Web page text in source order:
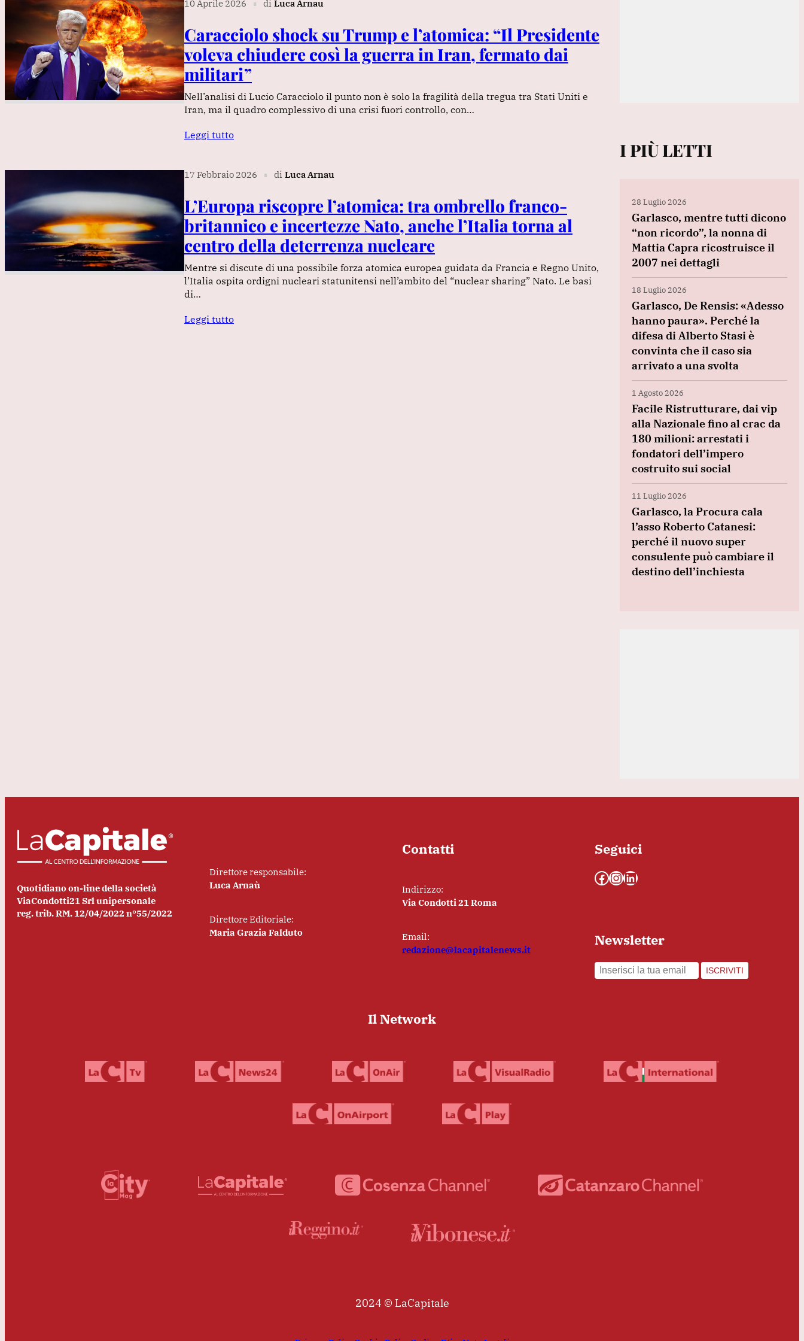
10 Aprile 2026 ∎ di Luca Arnau
Caracciolo shock su Trump e l’atomica: “Il Presidente
voleva chiudere così la guerra in Iran, fermato dai
militari”
Nell’analisi di Lucio Caracciolo il punto non è solo la fragilità della tregua tra Stati Uniti e
Iran, ma il quadro complessivo di una crisi fuori controllo, con…
Leggi tutto
17 Febbraio 2026 ∎ di Luca Arnau
L’Europa riscopre l’atomica: tra ombrello franco-
britannico e incertezze Nato, anche l’Italia torna al
centro della deterrenza nucleare
Mentre si discute di una possibile forza atomica europea guidata da Francia e Regno Unito,
l’Italia ospita ordigni nucleari statunitensi nell’ambito del “nuclear sharing” Nato. Le basi
di…
Leggi tutto
I PIÙ LETTI
28 Luglio 2026
Garlasco, mentre tutti dicono
“non ricordo”, la nonna di
Mattia Capra ricostruisce il
2007 nei dettagli
18 Luglio 2026
Garlasco, De Rensis: «Adesso
hanno paura». Perché la
difesa di Alberto Stasi è
convinta che il caso sia
arrivato a una svolta
1 Agosto 2026
Facile Ristrutturare, dai vip
alla Nazionale fino al crac da
180 milioni: arrestati i
fondatori dell’impero
costruito sui social
11 Luglio 2026
Garlasco, la Procura cala
l’asso Roberto Catanesi:
perché il nuovo super
consulente può cambiare il
destino dell’inchiesta
Quotidiano on-line della società
ViaCondotti21 Srl unipersonale
reg. trib. RM. 12/04/2022 n°55/2022
Direttore responsabile:
Luca Arnaù
Direttore Editoriale:
Maria Grazia Falduto
Contatti
Indirizzo:
Via Condotti 21 Roma
Email:
redazione@lacapitalenews.it
Seguici
Facebook InstagramLinkedIn
Newsletter
ISCRIVITI
Il Network
2024 © LaCapitale